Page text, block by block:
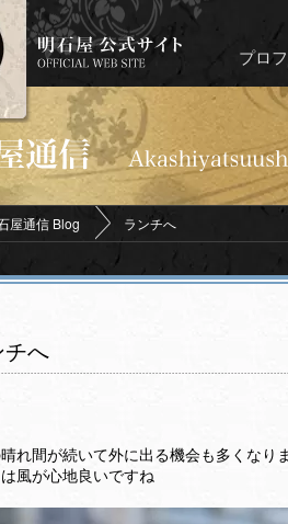
プロ
屋通信 Blog ランチへ
チへ
れ間が続いて外に出る機会も多くなり
風が心地良いですね